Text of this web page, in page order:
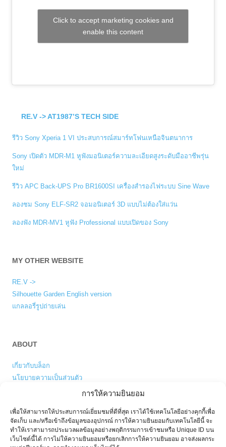
การให้ความยินยอม
เพื่อให้สามารถให้ประสบการณ์เยี่ยมชมที่ดีที่สุด เราได้ใช้เทคโนโลยีอย่างคุกกี้เพื่อ
จัดเก็บ และ/หรือเข้าถึงข้อมูลของอุปกรณ์ การให้ความยินยอมกับเทคโนโลยีนี้ จะ
ทำให้เราสามารถประมวลผลข้อมูลอย่างพฤติกรรมการเข้าชมหรือ Unique ID บน
เว็บไซต์นี้ได้ การไม่ให้ความยินยอมหรือยกเลิกการให้ความยินยอม อาจส่งผลกระ
Click to accept marketing cookies and
enable this content
RE.V -> AT1987’S TECH SIDE
รีวิว Sony Xperia 1 VI ประสบการณ์สมาร์ทโฟนเหนือจินตนาการ
Sony เปิดตัว MDR-M1 หูฟังมอนิเตอร์ความละเอียดสูงระดับมืออาชีพรุ่น
ใหม่
รีวิว APC Back-UPS Pro BR1600SI เครื่องสำรองไฟระบบ Sine Wave
ลองชม Sony ELF-SR2 จอมอนิเตอร์ 3D แบบไม่ต้องใส่แว่น
ลองฟัง MDR-MV1 หูฟัง Professional แบบเปิดของ Sony
MY OTHER WEBSITE
RE.V ->
Silhouette Garden English version
แกลลอรี่รูปถ่ายเล่น
ABOUT
เกี่ยวกับบล็อก
นโยบายความเป็นส่วนตัว
ENGLISH VERSION
My blog is also available inEnglish.